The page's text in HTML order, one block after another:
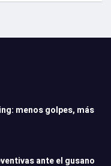
menos golpes, más
ante el gusano